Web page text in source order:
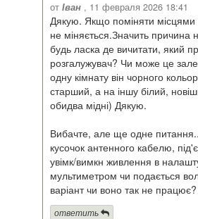
от Іван , 11 февраля 2026 18:41
Дякую. Якщо поміняти місцями
не міняється.Значить причина
будь ласка де вичитати, який
розгалужувач? Чи може це
одну кімнату він чорного
старший, а на іншу білий,
обидва мідні) Дякую.
Вибачте, але ще одне
кусочок антенного кабелю,
увімк/вимкн живлення в
мультиметром чи подається
варіант чи воно так не
ответить